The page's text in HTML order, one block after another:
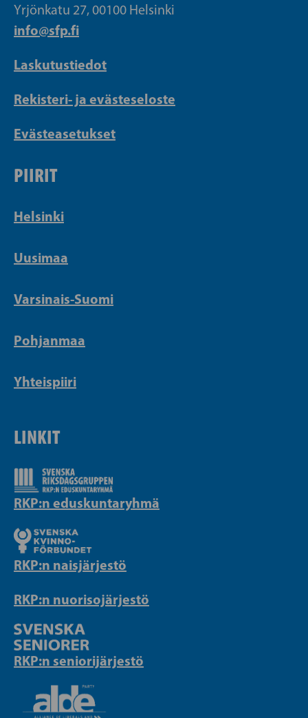
Yrjönkatu 27, 00100 Helsinki
info@sfp.fi
Laskutustiedot
Rekisteri- ja evästeseloste
Evästeasetukset
PIIRIT
Helsinki
Uusimaa
Varsinais-Suomi
Pohjanmaa
Yhteispiiri
LINKIT
RKP:n eduskuntaryhmä
RKP:n naisjärjestö
RKP:n nuorisojärjestö
RKP:n seniorijärjestö